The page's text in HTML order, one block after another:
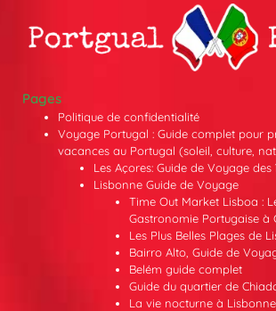
Pages
Politique de confidentialité
Voyage Portugal : Guide complet pour
vacances au Portugal (soleil, culture,
Les Açores: Guide de Voyage des
Lisbonne Guide de Voyage
Time Out Market Lisboa :
Gastronomie Portugaise à
Les Plus Belles Plages de
Bairro Alto, Guide de
Belém guide complet
Guide du quartier de
La vie nocturne à Lisbonne